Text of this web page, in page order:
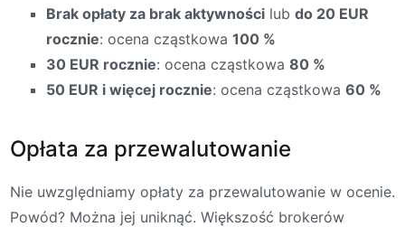
Brak opłaty za brak aktywności lub do 20 EUR
rocznie: ocena cząstkowa 100 %
30 EUR rocznie: ocena cząstkowa 80 %
50 EUR i więcej rocznie: ocena cząstkowa 60 %
Opłata za przewalutowanie
Nie uwzględniamy opłaty za przewalutowanie w ocenie.
Powód? Można jej uniknąć. Większość brokerów